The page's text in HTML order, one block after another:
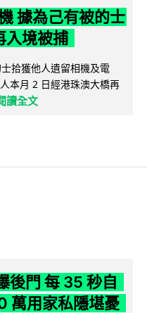
據為己有被的士
入境被捕
拾獲他人遺留相機及電
本月 2 日經港珠澳大橋再
讀全文
後門 每 35 秒自
萬用家私隱堪憂